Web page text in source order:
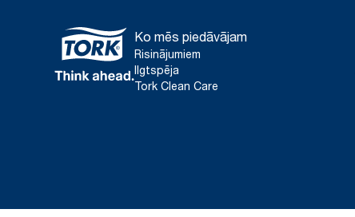
Ko mēs piedāvājam
Risinājumiem
Ilgtspēja
Tork Clean Care